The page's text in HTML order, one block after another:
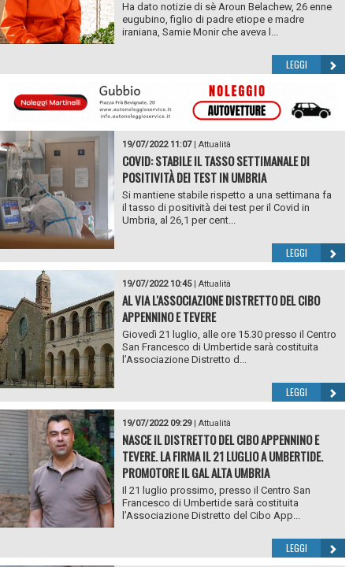
Ha dato notizie di sè Aroun Belachew, 26 enne
eugubino, figlio di padre etiope e madre
iraniana, Samie Monir che aveva l...
LEGGI
19/07/2022 11:07| Attualità
COVID: STABILE IL TASSO SETTIMANALE DI
POSITIVITÀ DEI TEST IN UMBRIA
Si mantiene stabile rispetto a una settimana fa
il tasso di positività dei test per il Covid in
Umbria, al 26,1 per cent...
LEGGI
19/07/2022 10:45| Attualità
AL VIA L'ASSOCIAZIONE DISTRETTO DEL CIBO
APPENNINO E TEVERE
Giovedì 21 luglio, alle ore 15.30 presso il Centro
San Francesco di Umbertide sarà costituita
l’Associazione Distretto d...
LEGGI
19/07/2022 09:29| Attualità
NASCE IL DISTRETTO DEL CIBO APPENNINO E
TEVERE. LA FIRMA IL 21 LUGLIO A UMBERTIDE.
PROMOTORE IL GAL ALTA UMBRIA
Il 21 luglio prossimo, presso il Centro San
Francesco di Umbertide sarà costituita
l’Associazione Distretto del Cibo App...
LEGGI